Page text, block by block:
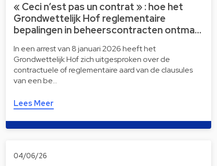
« Ceci n’est pas un contrat » : hoe het
Grondwettelijk Hof reglementaire
bepalingen in beheerscontracten ontma…
In een arrest van 8 januari 2026 heeft het
Grondwettelijk Hof zich uitgesproken over de
contractuele of reglementaire aard van de clausules
van een be…
Lees Meer
04/06/26